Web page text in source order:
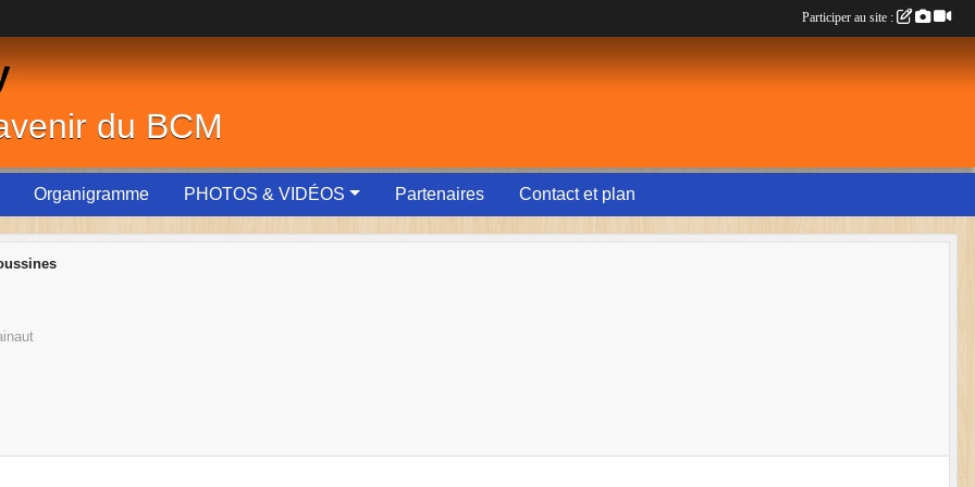
du BCM
Organigramme PHOTOS & VIDÉOS Partenaires Contact et plan
Participer au site :